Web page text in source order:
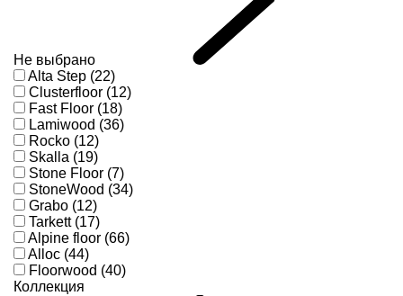
Не выбрано
Alta Step (22)
Clusterfloor (12)
Fast Floor (18)
Lamiwood (36)
Rocko (12)
Skalla (19)
Stone Floor (7)
StoneWood (34)
Grabo (12)
Tarkett (17)
Alpine floor (66)
Alloc (44)
Floorwood (40)
Коллекция